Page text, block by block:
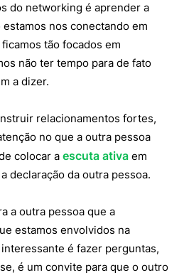
do networking é aprender a
nos conectando em
tão focados em
não ter tempo para de fato
a dizer.
relacionamentos fortes,
​​no que a outra pessoa
colocar a escuta ativa em
declaração da outra pessoa.
a outra pessoa que a
estamos envolvidos na
é fazer perguntas,
é um convite para que o outro